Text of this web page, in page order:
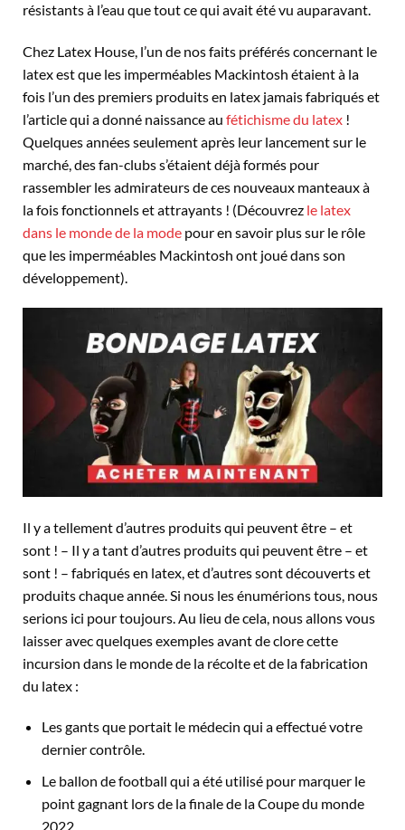
résistants à l’eau que tout ce qui avait été vu auparavant.
Chez Latex House, l’un de nos faits préférés concernant le
latex est que les imperméables Mackintosh étaient à la
fois l’un des premiers produits en latex jamais fabriqués et
l’article qui a donné naissance au fétichisme du latex !
Quelques années seulement après leur lancement sur le
marché, des fan-clubs s’étaient déjà formés pour
rassembler les admirateurs de ces nouveaux manteaux à
la fois fonctionnels et attrayants ! (Découvrez le latex
dans le monde de la mode pour en savoir plus sur le rôle
que les imperméables Mackintosh ont joué dans son
développement).
Il y a tellement d’autres produits qui peuvent être – et
sont ! – Il y a tant d’autres produits qui peuvent être – et
sont ! – fabriqués en latex, et d’autres sont découverts et
produits chaque année. Si nous les énumérions tous, nous
serions ici pour toujours. Au lieu de cela, nous allons vous
laisser avec quelques exemples avant de clore cette
incursion dans le monde de la récolte et de la fabrication
du latex :
Les gants que portait le médecin qui a effectué votre
dernier contrôle.
Le ballon de football qui a été utilisé pour marquer le
point gagnant lors de la finale de la Coupe du monde
2022.